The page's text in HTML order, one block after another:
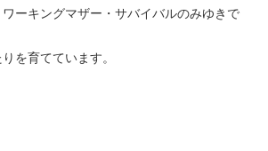
ーキングマザー・サバイバルのみゆきで
を育てています。